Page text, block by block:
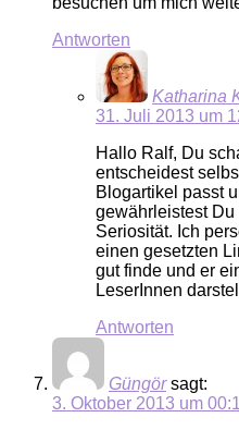
Antworten
Katharina
31. Juli 2013 um
Hallo Ralf, Du
entscheidest
Blogartikel passt
gewährleistest
Seriosität. Ich
einen gesetzten
gut finde und er
LeserInnen
Antworten
Güngör sagt:
3. Oktober 2013 um